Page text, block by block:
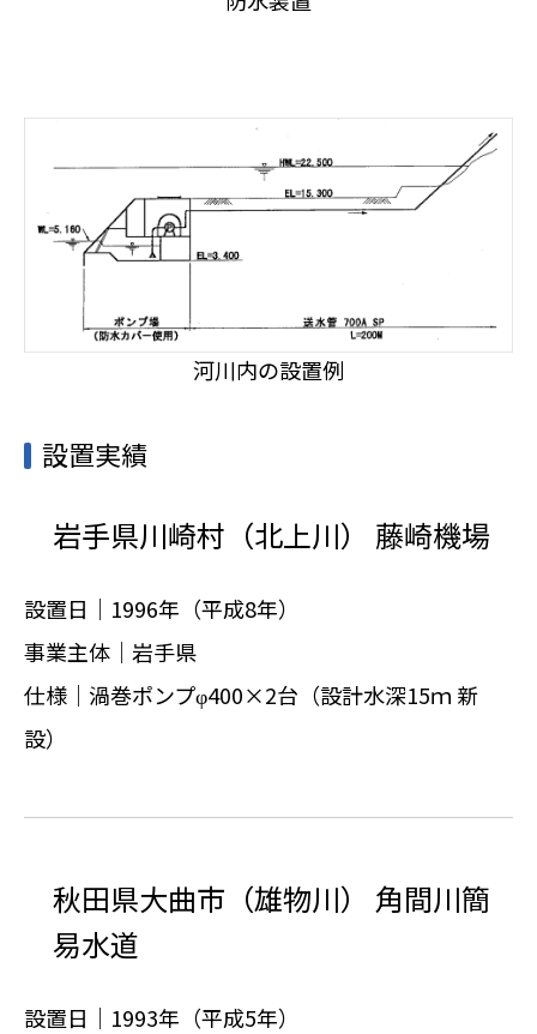
河川内の設置例
設置実績
岩手県川崎村（北上川） 藤崎機場
設置日｜1996年（平成8年）
事業主体｜岩手県
仕様｜渦巻ポンプφ400×2台（設計水深15ｍ 新
設）
秋田県大曲市（雄物川） 角間川簡
易水道
設置日｜1993年（平成5年）